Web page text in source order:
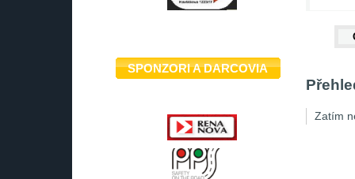
SPONZORI A DARCOVIA
Zatím